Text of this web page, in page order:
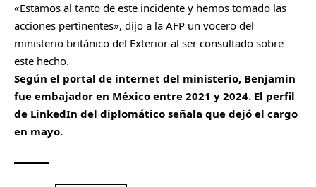
«Estamos al tanto de este incidente y hemos tomado las
acciones pertinentes», dijo a la AFP un vocero del
ministerio británico del Exterior al ser consultado sobre
este hecho.
Según el portal de internet del ministerio, Benjamin
fue embajador en México entre 2021 y 2024. El perfil
de LinkedIn del diplomático señala que dejó el cargo
en mayo.